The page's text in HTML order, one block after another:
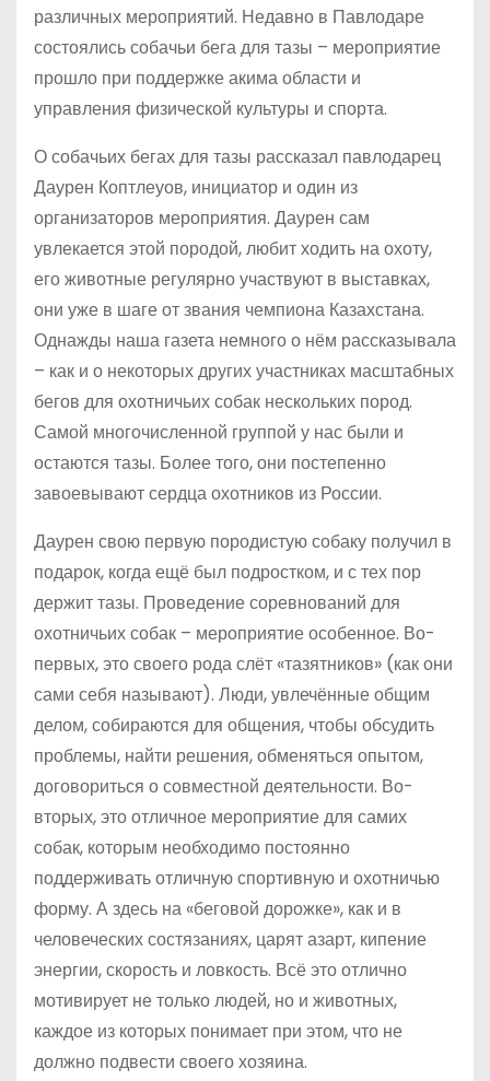
различных мероприятий. Недавно в Павлодаре
состоялись собачьи бега для тазы – мероприятие
прошло при поддержке акима области и
управления физической культуры и спорта.
О собачьих бегах для тазы рассказал павлодарец
Даурен Коптлеуов, инициатор и один из
организаторов мероприятия. Даурен сам
увлекается этой породой, любит ходить на охоту,
его животные регулярно участвуют в выставках,
они уже в шаге от звания чемпиона Казахстана.
Однажды наша газета немного о нём рассказывала
– как и о некоторых других участниках масштабных
бегов для охотничьих собак нескольких пород.
Самой многочисленной группой у нас были и
остаются тазы. Более того, они постепенно
завоевывают сердца охотников из России.
Даурен свою первую породистую собаку получил в
подарок, когда ещё был подростком, и с тех пор
держит тазы. Проведение соревнований для
охотничьих собак – мероприятие особенное. Во-
первых, это своего рода слёт «тазятников» (как они
сами себя называют). Люди, увлечённые общим
делом, собираются для общения, чтобы обсудить
проблемы, найти решения, обменяться опытом,
договориться о совместной деятельности. Во-
вторых, это отличное мероприятие для самих
собак, которым необходимо постоянно
поддерживать отличную спортивную и охотничью
форму. А здесь на «беговой дорожке», как и в
человеческих состязаниях, царят азарт, кипение
энергии, скорость и ловкость. Всё это отлично
мотивирует не только людей, но и животных,
каждое из которых понимает при этом, что не
должно подвести своего хозяина.